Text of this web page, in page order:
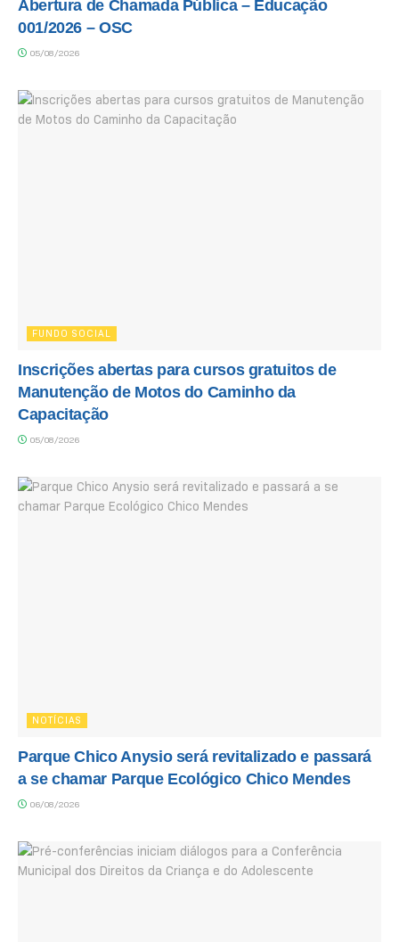
Abertura de Chamada Pública – Educação
001/2026 – OSC
05/08/2026
FUNDO SOCIAL
Inscrições abertas para cursos gratuitos de
Manutenção de Motos do Caminho da
Capacitação
05/08/2026
NOTÍCIAS
Parque Chico Anysio será revitalizado e passará
a se chamar Parque Ecológico Chico Mendes
06/08/2026